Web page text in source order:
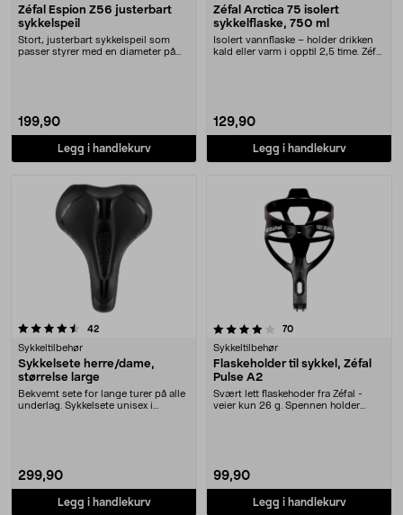
Zéfal Espion Z56 justerbart
sykkelspeil
Stort, justerbart sykkelspeil som
passer styrer med en diameter på
199,90
Legg i handlekurv
Zéfal Arctica 75 isolert
sykkelflaske, 750 ml
Isolert vannflaske – holder drikken
kald eller varm i opptil 2,5 time. Zéfal
129,90
Legg i handlekurv
42anmeldelser
Sykkeltilbehør
Sykkelsete herre/dame,
størrelse large
Bekvemt sete for lange turer på alle
underlag. Sykkelsete unisex i
299,90
Legg i handlekurv
4.0 av 5 stjerner 70anmeldelser
Sykkeltilbehør
Flaskeholder til sykkel, Zéfal
Pulse A2
Svært lett flaskehoder fra Zéfal -
veier kun 26 g. Spennen holder
99,90
Legg i handlekurv